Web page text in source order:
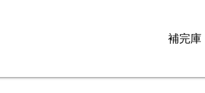
補完庫